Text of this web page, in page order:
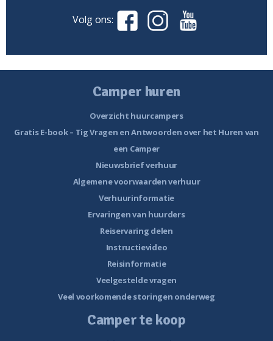
Volg ons:
Camper huren
Overzicht huurcampers
Gratis E-book – Tig Vragen en Antwoorden over het Huren van
een Camper
Nieuwsbrief verhuur
Algemene voorwaarden verhuur
Verhuurinformatie
Ervaringen van huurders
Reiservaring delen
Instructievideo
Reisinformatie
Veelgestelde vragen
Veel voorkomende storingen onderweg
Camper te koop